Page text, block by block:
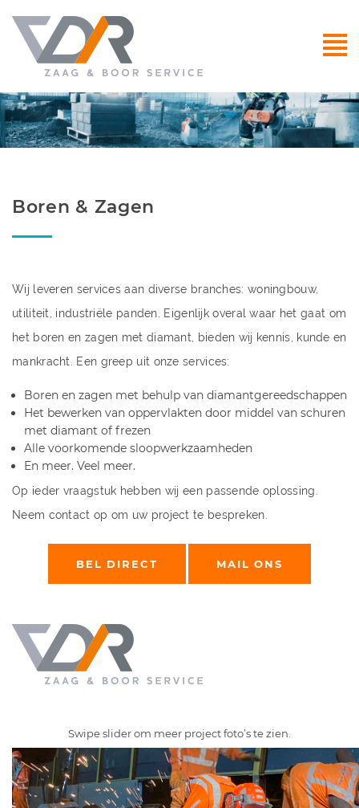
Boren & Zagen
Wij leveren services aan diverse branches: woningbouw,
utiliteit, industriële panden. Eigenlijk overal waar het gaat om
het boren en zagen met diamant, bieden wij kennis, kunde en
mankracht. Een greep uit onze services:
Boren en zagen met behulp van diamantgereedschappen
Het bewerken van oppervlakten door middel van schuren
met diamant of frezen
Alle voorkomende sloopwerkzaamheden
En meer. Veel meer.
Op ieder vraagstuk hebben wij een passende oplossing.
Neem contact op om uw project te bespreken.
BEL DIRECT MAIL ONS
Swipe slider om meer project foto’s te zien.